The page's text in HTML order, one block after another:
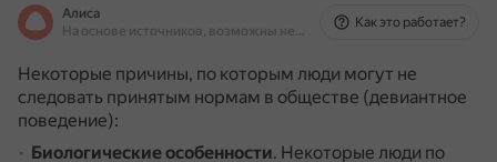
Алиса
На основе источников, возможны неточности
Как это работает?
Некоторые причины, по которым люди могут не
следовать принятым нормам в обществе (девиантное
поведение):
Биологические особенности. Некоторые люди по